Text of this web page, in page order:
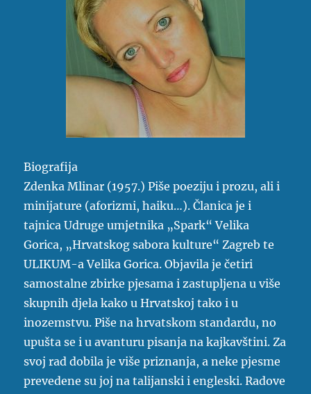
Biografija
Zdenka Mlinar (1957.) Piše poeziju i prozu, ali i
minijature (aforizmi, haiku…). Članica je i
tajnica Udruge umjetnika „Spark“ Velika
Gorica, „Hrvatskog sabora kulture“ Zagreb te
ULIKUM-a Velika Gorica. Objavila je četiri
samostalne zbirke pjesama i zastupljena u više
skupnih djela kako u Hrvatskoj tako i u
inozemstvu. Piše na hrvatskom standardu, no
upušta se i u avanturu pisanja na kajkavštini. Za
svoj rad dobila je više priznanja, a neke pjesme
prevedene su joj na talijanski i engleski. Radove